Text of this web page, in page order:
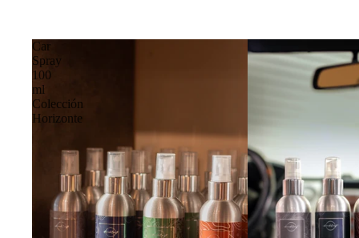
Lanyards · Llaveros
Joyas de Plata
Pañuelos
Ver todo
Besa la Tierra
Granolas Caseras
Ver todo
Patagonia Wildlife
Car
Spray
100
ml
Colección
Horizonte